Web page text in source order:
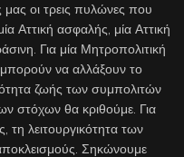
οι τρεις πυλώνες που
Αττική ασφαλής, μία Αττική
Για μία Μητροπολιτική
να αλλάξουν το
ζωής των συμπολιτών
στόχων θα κριθούμε. Για
λειτουργικότητα των
Σηκώνουμε